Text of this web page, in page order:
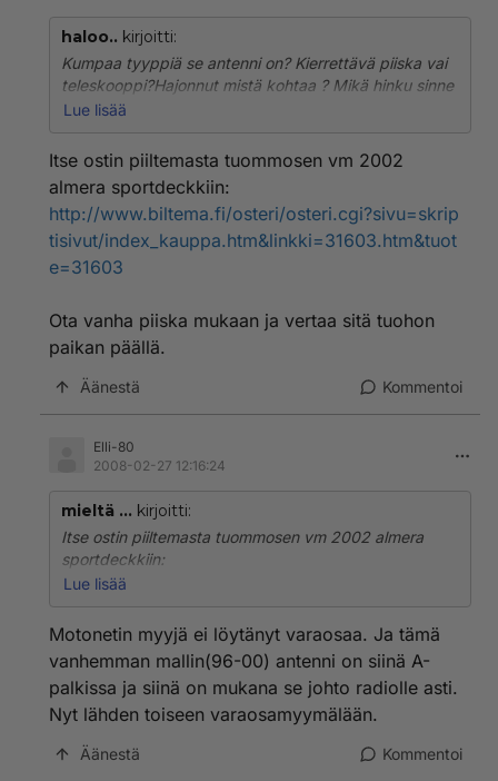
haloo.. kirjoitti:
Kumpaa tyyppiä se antenni on? Kierrettävä piiska vai
teleskooppi?Hajonnut mistä kohtaa ? Mikä hinku sinne
merkkiliikkeeseen on ensimmäisenä ängetä tai
tarvikeliikkeestä saa sopivan :o Ainakin mä olen :>
Lue lisää
Itse ostin piiltemasta tuommosen vm 2002
almera sportdeckkiin:
http://www.biltema.fi/osteri/osteri.cgi?sivu=skrip
tisivut/index_kauppa.htm&linkki=31603.htm&tuot
e=31603
Ota vanha piiska mukaan ja vertaa sitä tuohon
paikan päällä.
Äänestä Kommentoi
Elli-80
2008-02-27 12:16:24
mieltä ... kirjoitti:
Itse ostin piiltemasta tuommosen vm 2002 almera
sportdeckkiin:
http://www.biltema.fi/osteri/osteri.cgi?sivu=skriptisivu
Ota vanha piiska mukaan ja vertaa sitä tuohon paikan
päällä.
Lue lisää
Motonetin myyjä ei löytänyt varaosaa. Ja tämä
vanhemman mallin(96-00) antenni on siinä A-
palkissa ja siinä on mukana se johto radiolle asti.
Nyt lähden toiseen varaosamyymälään.
Äänestä Kommentoi